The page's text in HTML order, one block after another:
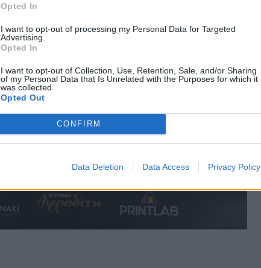
Opted In
I want to opt-out of processing my Personal Data for Targeted
Advertising.
Opted In
I want to opt-out of Collection, Use, Retention, Sale, and/or Sharing
of my Personal Data that Is Unrelated with the Purposes for which it
was collected.
Opted Out
CONFIRM
Data Deletion Data Access Privacy Policy